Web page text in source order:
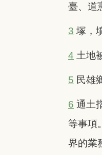
臺、道
3 塚，
4 土地
5 民雄
6 通土
等事項
界的業